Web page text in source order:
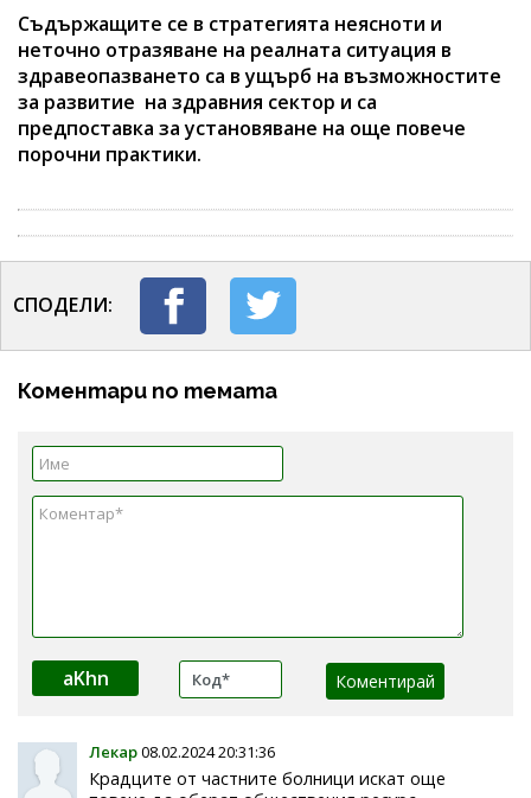
Съдържащите се в стратегията неясноти и
неточно отразяване на реалната ситуация в
здравеопазването са в ущърб на възможностите
за развитие на здравния сектор и са
предпоставка за установяване на още повече
порочни практики.
СПОДЕЛИ:
Коментари по темата
aKhn
Лекар08.02.2024 20:31:36
Крадците от частните болници искат още